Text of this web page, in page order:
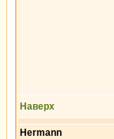
Наверх
Hermann